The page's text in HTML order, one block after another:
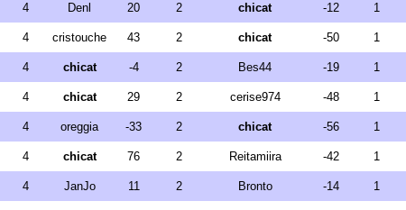
4 Denl 20 2 chicat -12 1
4 cristouche 43 2 chicat -50 1
4 chicat -4 2 Bes44 -19 1
4 chicat 29 2 cerise974 -48 1
4 oreggia -33 2 chicat -56 1
4 chicat 76 2 Reitamiira -42 1
4 JanJo 11 2 Bronto -14 1